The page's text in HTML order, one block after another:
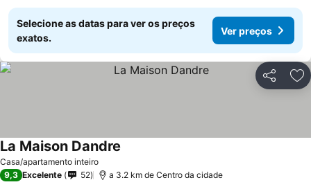
Selecione as datas para ver os preços
exatos.
Ver preços
Partilhar
Casa/apartamento inteiro
La Maison Dandre
9,3 Excelente 52 a 3.2 km de Centro da cidade